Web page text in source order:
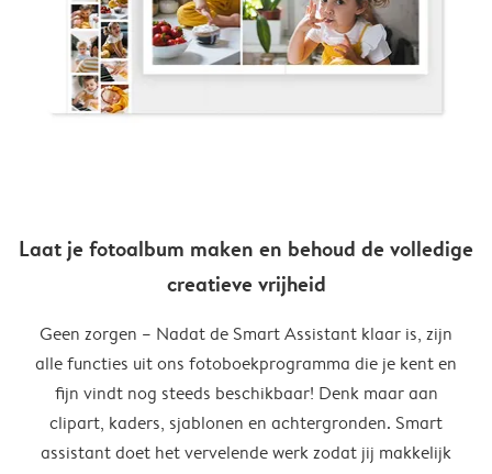
Laat je fotoalbum maken en behoud de volledige
creatieve vrijheid
Geen zorgen – Nadat de Smart Assistant klaar is, zijn
alle functies uit ons fotoboekprogramma die je kent en
fijn vindt nog steeds beschikbaar! Denk maar aan
clipart, kaders, sjablonen en achtergronden. Smart
assistant doet het vervelende werk zodat jij makkelijk